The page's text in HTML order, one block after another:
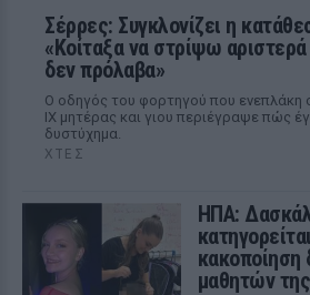
Σέρρες: Συγκλονίζει η
«Κοίταξα να στρίψω
δεν πρόλαβα»
Ο οδηγός του φορτηγού που ενεπλάκη
ΙΧ μητέρας και γιου περιέγραψε πώς
δυστύχημα.
ΧΤΕΣ
ΗΠΑ:
κακοποίηση
μαθητών της